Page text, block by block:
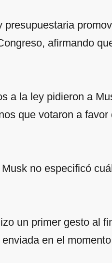
afirmando
a la ley pidieron a
que votaron a
no especificó
un primer gesto al
en el